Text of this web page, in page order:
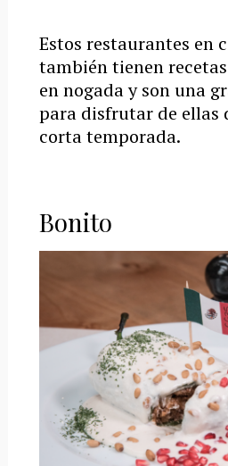
Estos restaurantes en
también tienen
en nogada y son una
para disfrutar de ellas
corta temporada.
Bonito